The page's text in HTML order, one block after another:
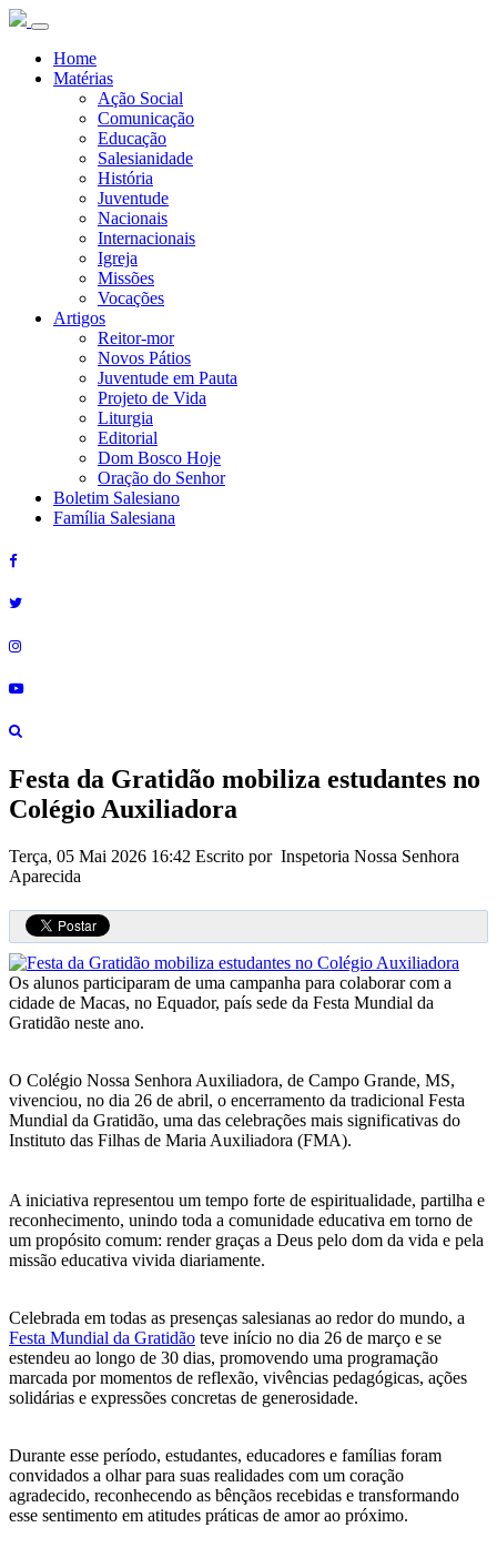
Home
Matérias
Ação Social
Comunicação
Educação
Salesianidade
História
Juventude
Nacionais
Internacionais
Igreja
Missões
Vocações
Artigos
Reitor-mor
Novos Pátios
Juventude em Pauta
Projeto de Vida
Liturgia
Editorial
Dom Bosco Hoje
Oração do Senhor
Boletim Salesiano
Família Salesiana
Festa da Gratidão mobiliza estudantes no
Colégio Auxiliadora
Terça, 05 Mai 2026 16:42 Escrito por Inspetoria Nossa Senhora
Aparecida
Os alunos participaram de uma campanha para colaborar com a
cidade de Macas, no Equador, país sede da Festa Mundial da
Gratidão neste ano.
O Colégio Nossa Senhora Auxiliadora, de Campo Grande, MS,
vivenciou, no dia 26 de abril, o encerramento da tradicional Festa
Mundial da Gratidão, uma das celebrações mais significativas do
Instituto das Filhas de Maria Auxiliadora (FMA).
A iniciativa representou um tempo forte de espiritualidade, partilha e
reconhecimento, unindo toda a comunidade educativa em torno de
um propósito comum: render graças a Deus pelo dom da vida e pela
missão educativa vivida diariamente.
Celebrada em todas as presenças salesianas ao redor do mundo, a
Festa Mundial da Gratidão teve início no dia 26 de março e se
estendeu ao longo de 30 dias, promovendo uma programação
marcada por momentos de reflexão, vivências pedagógicas, ações
solidárias e expressões concretas de generosidade.
Durante esse período, estudantes, educadores e famílias foram
convidados a olhar para suas realidades com um coração
agradecido, reconhecendo as bênçãos recebidas e transformando
esse sentimento em atitudes práticas de amor ao próximo.